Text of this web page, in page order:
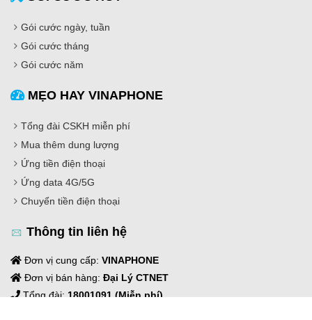
Gói cước ngày, tuần
Gói cước tháng
Gói cước năm
MẸO HAY VINAPHONE
Tổng đài CSKH miễn phí
Mua thêm dung lượng
Ứng tiền điện thoại
Ứng data 4G/5G
Chuyển tiền điện thoại
Thông tin liên hệ
Đơn vị cung cấp: VINAPHONE
Đơn vị bán hàng: Đại Lý CTNET
Tổng đài: 18001091 (Miễn phí)